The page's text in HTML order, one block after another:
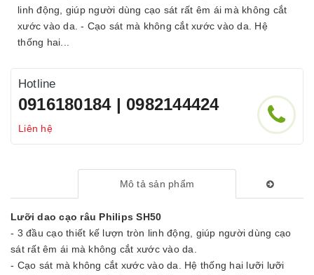
linh động, giúp người dùng cạo sát rất êm ái mà không cắt
xước vào da. - Cạo sát mà không cắt xước vào da. Hệ
thống hai...
Hotline
0916180184 | 0982144424
Liên hệ
Mô tả sản phẩm
Lưỡi dao cạo râu Philips SH50
- 3 đầu cạo thiết kế lượn tròn linh động, giúp người dùng cạo
sát rất êm ái mà không cắt xước vào da.
- Cạo sát mà không cắt xước vào da. Hệ thống hai lưỡi lưỡi